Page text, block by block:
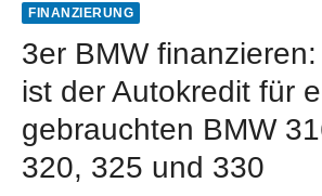
FINANZIERUNG
3er BMW
ist der Autokredit für
gebrauchten BMW
320, 325 und 330